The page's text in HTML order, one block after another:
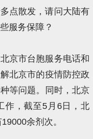
点散发，请问大陆有
服务保障？
京市台胞服务电话和
北京市的疫情防控政
等问题。同时，北京
作，截至5月6日，北
余剂次。